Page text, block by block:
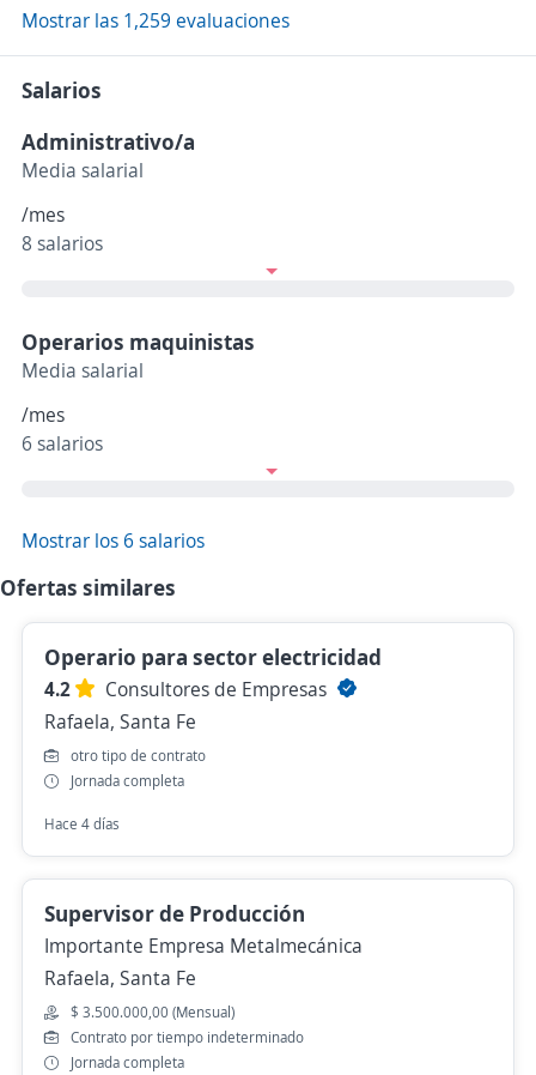
Mostrar las 1,259 evaluaciones
Salarios
Administrativo/a
Media salarial
/mes
8 salarios
Operarios maquinistas
Media salarial
/mes
6 salarios
Mostrar los 6 salarios
Ofertas similares
Operario para sector electricidad
4.2
Consultores de Empresas
Rafaela, Santa Fe
otro tipo de contrato
Jornada completa
Hace 4 días
Supervisor de Producción
Importante Empresa Metalmecánica
Rafaela, Santa Fe
$ 3.500.000,00 (Mensual)
Contrato por tiempo indeterminado
Jornada completa